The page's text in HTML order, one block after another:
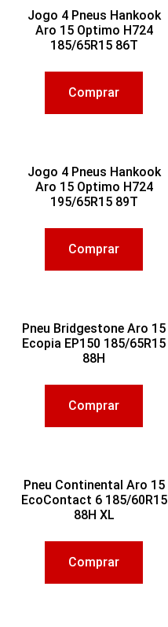
Jogo 4 Pneus Hankook
Aro 15 Optimo H724
185/65R15 86T
Comprar
Jogo 4 Pneus Hankook
Aro 15 Optimo H724
195/65R15 89T
Comprar
Pneu Bridgestone Aro 15
Ecopia EP150 185/65R15
88H
Comprar
Pneu Continental Aro 15
EcoContact 6 185/60R15
88H XL
Comprar